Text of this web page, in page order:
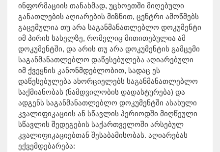
ინფორმაციის თანახმად, უცხოეთში მიღებული
განათლების აღიარების მიზნით, ცენტრი ამოწმებს
გაცემულია თუ არა საგანმანათლებლო დოკუმენტი
იმ პირის სახელზე, რომელიც მითითებულია ამ
დოკუმენტში, და არის თუ არა დოკუმენტის გამცემი
საგანმანათლებლო დაწესებულება აღიარებული
იმ ქვეყნის კანონმდებლობით, სადაც ეს
დაწესებულება ახორციელებს საგანმანათლებლო
საქმიანობას (ნამდვილობის დადასტურება) და
ადგენს საგანმანათლებლო დოკუმენტში ასახული
კვალიფიკაციის ან სწავლის პერიოდში მიღწეული
სწავლის შედეგების საქართველოში არსებულ
კვალიფიკაციებთან შესაბამისობას. აღიარებას
ექვემდებარება: